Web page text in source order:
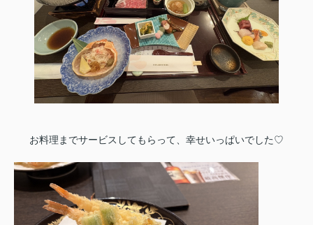
お料理までサービスしてもらって、幸せいっぱいでした♡